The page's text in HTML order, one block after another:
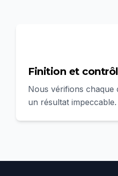
Finition et
Nous vérifions chaque
un résultat impeccable.